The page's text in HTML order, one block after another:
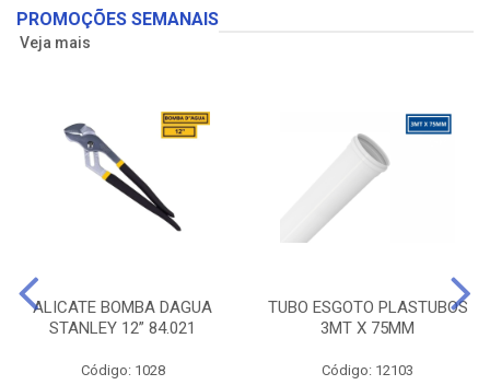
PROMOÇÕES SEMANAIS
Veja mais
ALICATE BOMBA DAGUA
STANLEY 12” 84.021
Código: 1028
TUBO ESGOTO PLASTUBOS
3MT X 75MM
Código: 12103